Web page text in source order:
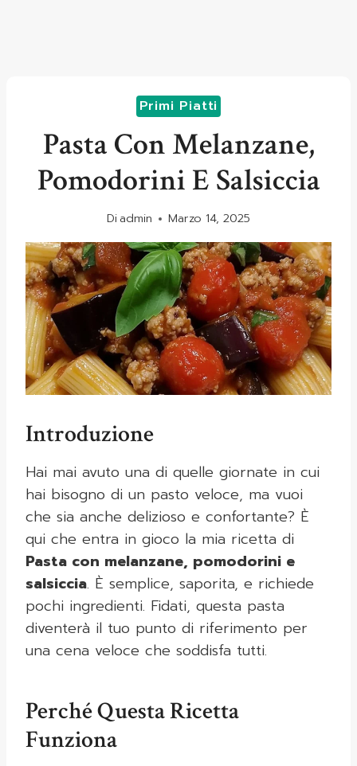
Primi Piatti
Pasta Con Melanzane,
Pomodorini E Salsiccia
Diadmin Marzo 14, 2025
Introduzione
Hai mai avuto una di quelle giornate in cui
hai bisogno di un pasto veloce, ma vuoi
che sia anche delizioso e confortante? È
qui che entra in gioco la mia ricetta di
Pasta con melanzane, pomodorini e
salsiccia. È semplice, saporita, e richiede
pochi ingredienti. Fidati, questa pasta
diventerà il tuo punto di riferimento per
una cena veloce che soddisfa tutti.
Perché Questa Ricetta
Funziona